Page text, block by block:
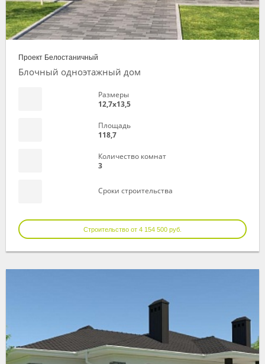
Проект Белостаничный
Блочный одноэтажный дом
Размеры
12,7х13,5
Площадь
118,7
Количество комнат
3
Сроки строительства
Строительство от 4 154 500 руб.